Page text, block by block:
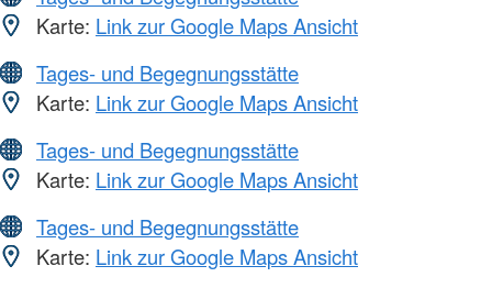
Karte: Link zur Google Maps Ansicht
Tages- und Begegnungsstätte
Karte: Link zur Google Maps Ansicht
Tages- und Begegnungsstätte
Karte: Link zur Google Maps Ansicht
Tages- und Begegnungsstätte
Karte: Link zur Google Maps Ansicht